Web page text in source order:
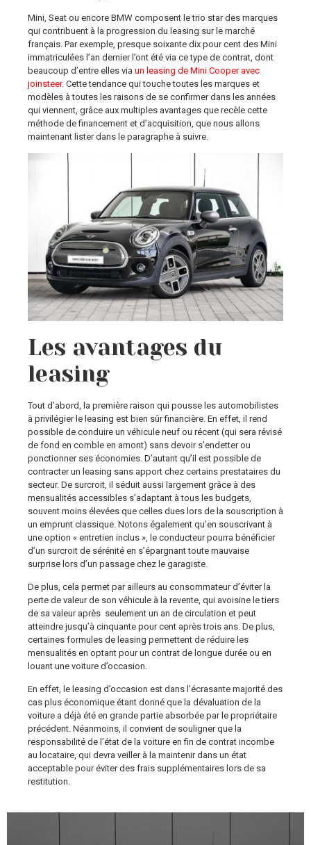
Mini, Seat ou encore BMW composent le trio star des marques
qui contribuent à la progression du leasing sur le marché
français. Par exemple, presque soixante dix pour cent des Mini
immatriculées l’an dernier l’ont été via ce type de contrat, dont
beaucoup d’entre elles via un leasing de Mini Cooper avec
joinsteer. Cette tendance qui touche toutes les marques et
modèles à toutes les raisons de se confirmer dans les années
qui viennent, grâce aux multiples avantages que recèle cette
méthode de financement et d’acquisition, que nous allons
maintenant lister dans le paragraphe à suivre.
Les avantages du
leasing
Tout d’abord, la première raison qui pousse les automobilistes
à privilégier le leasing est bien sûr financière. En effet, il rend
possible de conduire un véhicule neuf ou récent (qui sera révisé
de fond en comble en amont) sans devoir s’endetter ou
ponctionner ses économies. D’autant qu’il est possible de
contracter un leasing sans apport chez certains prestataires du
secteur. De surcroit, il séduit aussi largement grâce à des
mensualités accessibles s’adaptant à tous les budgets,
souvent moins élevées que celles dues lors de la souscription à
un emprunt classique. Notons également qu’en souscrivant à
une option « entretien inclus », le conducteur pourra bénéficier
d’un surcroit de sérénité en s’épargnant toute mauvaise
surprise lors d’un passage chez le garagiste.
De plus, cela permet par ailleurs au consommateur d’éviter la
perte de valeur de son véhicule à la revente, qui avoisine le tiers
de sa valeur après seulement un an de circulation et peut
atteindre jusqu’à cinquante pour cent après trois ans. De plus,
certaines formules de leasing permettent de réduire les
mensualités en optant pour un contrat de longue durée ou en
louant une voiture d’occasion.
En effet, le leasing d’occasion est dans l’écrasante majorité des
cas plus économique étant donné que la dévaluation de la
voiture a déjà été en grande partie absorbée par le propriétaire
précédent. Néanmoins, il convient de souligner que la
responsabilité de l’état de la voiture en fin de contrat incombe
au locataire, qui devra veiller à la maintenir dans un état
acceptable pour éviter des frais supplémentaires lors de sa
restitution.